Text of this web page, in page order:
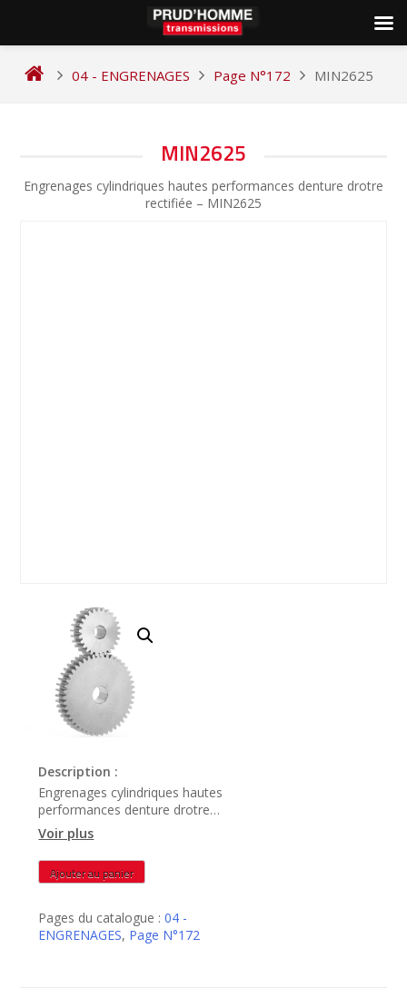
04 - ENGRENAGES Page N°172 MIN2625
MIN2625
Engrenages cylindriques hautes performances denture drotre
rectifiée – MIN2625
Description :
Engrenages cylindriques hautes
performances denture drotre
rectifiée – MIN2625
Voir plus
quantité
de
Ajouter au panier
Pages du catalogue :04 -
ENGRENAGES, Page N°172
DE